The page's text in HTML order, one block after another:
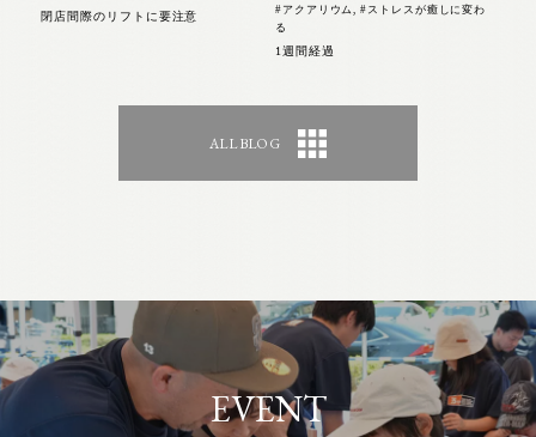
閉店間際のリフトに要注意 #アクアリウム ,#ストレスが癒しに変わ
る
1週間経過
ALL BLOG
EVENT